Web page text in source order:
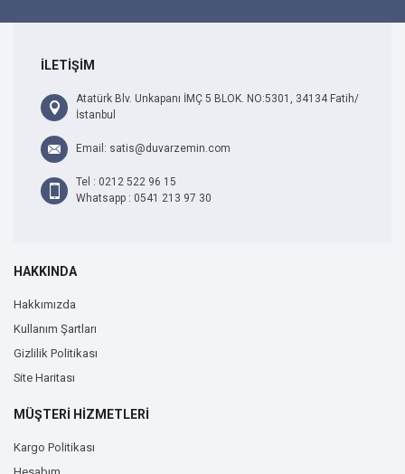
İLETİŞİM
Atatürk Blv. Unkapanı İMÇ 5 BLOK. NO:5301, 34134 Fatih/
İstanbul
Email: satis@duvarzemin.com
Tel : 0212 522 96 15
Whatsapp : 0541 213 97 30
HAKKINDA
Hakkımızda
Kullanım Şartları
Gizlilik Politikası
Site Haritası
MÜŞTERİ HİZMETLERİ
Kargo Politikası